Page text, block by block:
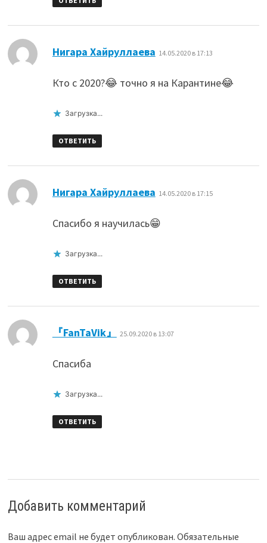
Нигара Хайруллаева 14.05.2020 в 17:13
Кто с 2020?😂 точно я на Карантине😂
Загрузка...
ОТВЕТИТЬ
Нигара Хайруллаева 14.05.2020 в 17:15
Спасибо я научилась😁
Загрузка...
ОТВЕТИТЬ
『FanTaVik』 25.09.2020 в 13:07
Спасиба
Загрузка...
ОТВЕТИТЬ
Добавить комментарий
Ваш адрес email не будет опубликован. Обязательные